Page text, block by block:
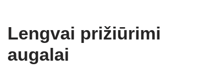
Lengvai prižiūrimi
augalai